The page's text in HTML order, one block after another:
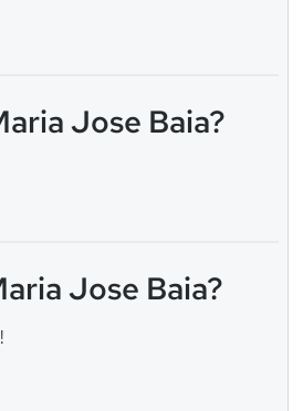
Jose Baia?
Jose Baia?